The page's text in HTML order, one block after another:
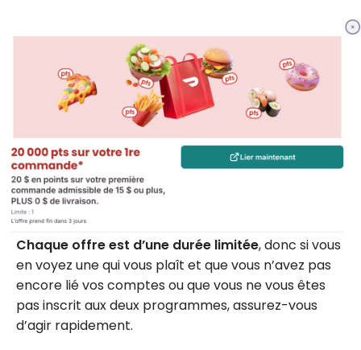
Chaque offre est d’une durée limitée, donc si vous
en voyez une qui vous plaît et que vous n’avez pas
encore lié vos comptes ou que vous ne vous êtes
pas inscrit aux deux programmes, assurez-vous
d’agir rapidement.